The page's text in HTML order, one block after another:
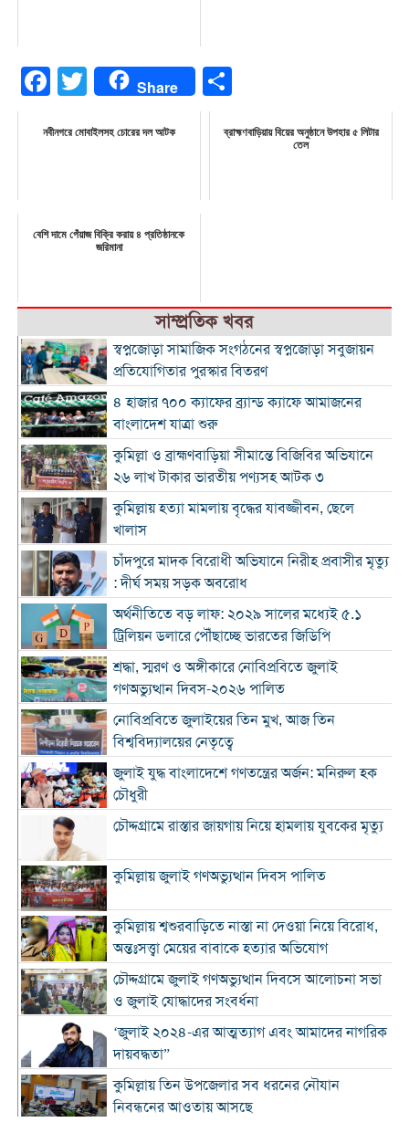
Facebook
Twitter Share
নবীনগরে মোবাইলসহ চোরের দল আটক
ব্রাহ্মণবাড়িয়ায় বিয়ের অনুষ্ঠানে উপহার ৫ লিটার
তেল
বেশি দামে পেঁয়াজ বিক্রি করায় ৪ প্রতিষ্ঠানকে
জরিমানা
সাম্প্রতিক খবর
স্বপ্নজোড়া সামাজিক সংগঠনের স্বপ্নজোড়া সবুজায়ন
প্রতিযোগিতার পুরস্কার বিতরণ
৪ হাজার ৭০০ ক্যাফের ব্র্যান্ড ক্যাফে আমাজনের
বাংলাদেশ যাত্রা শুরু
কুমিল্লা ও ব্রাহ্মণবাড়িয়া সীমান্তে বিজিবির অভিযানে
২৬ লাখ টাকার ভারতীয় পণ্যসহ আটক ৩
কুমিল্লায় হত্যা মামলায় বৃদ্ধের যাবজ্জীবন, ছেলে
খালাস
চাঁদপুরে মাদক বিরোধী অভিযানে নিরীহ প্রবাসীর মৃত্যু
: দীর্ঘ সময় সড়ক অবরোধ
অর্থনীতিতে বড় লাফ: ২০২৯ সালের মধ্যেই ৫.১
ট্রিলিয়ন ডলারে পৌঁছাচ্ছে ভারতের জিডিপি
শ্রদ্ধা, স্মরণ ও অঙ্গীকারে নোবিপ্রবিতে জুলাই
গণঅভ্যুত্থান দিবস-২০২৬ পালিত
নোবিপ্রবিতে জুলাইয়ের তিন মুখ, আজ তিন
বিশ্ববিদ্যালয়ের নেতৃত্বে
জুলাই যুদ্ধ বাংলাদেশে গণতন্ত্রের অর্জন: মনিরুল হক
চৌধুরী
চৌদ্দগ্রামে রাস্তার জায়গায় নিয়ে হামলায় যুবকের মৃত্যু
কুমিল্লায় জুলাই গণঅভ্যুত্থান দিবস পালিত
কুমিল্লায় শ্বশুরবাড়িতে নাস্তা না দেওয়া নিয়ে বিরোধ,
অন্তঃসত্ত্বা মেয়ের বাবাকে হত্যার অভিযোগ
চৌদ্দগ্রামে জুলাই গণঅভ্যুত্থান দিবসে আলোচনা সভা
ও জুলাই যোদ্ধাদের সংবর্ধনা
‘জুলাই ২০২৪-এর আত্মত্যাগ এবং আমাদের নাগরিক
দায়বদ্ধতা”
কুমিল্লায় তিন উপজেলার সব ধরনের নৌযান
নিবন্ধনের আওতায় আসছে